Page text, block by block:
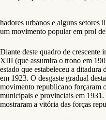
hadores urbanos e alguns setores
um movimento popular em prol
Diante deste quadro de crescente
XIII (que assumira o trono em
estado que estabeleceu a
em 1923. O desgaste gradual
movimento republicano forçaram
municipais e provinciais em
mostraram a vitória das forças